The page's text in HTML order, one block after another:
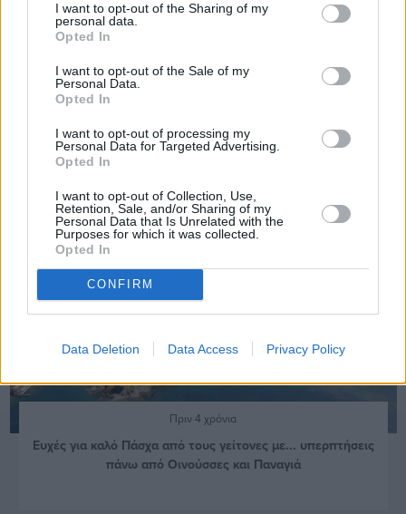
I want to opt-out of the Sharing of my
personal data.
Opted In
I want to opt-out of the Sale of my
Personal Data.
Opted In
I want to opt-out of processing my
Personal Data for Targeted Advertising.
Opted In
I want to opt-out of Collection, Use,
Retention, Sale, and/or Sharing of my
Personal Data that Is Unrelated with the
Purposes for which it was collected.
Opted In
CONFIRM
Data Deletion Data Access Privacy Policy
«Μπαράζ» υπερπτήσεων τουρκικών F16 στο Αιγαίο
Πριν 4 χρόνια
Ευχές για καλό Πάσχα από τους γείτονες με... υπερπτήσεις
πάνω από Οινούσσες και Παναγιά